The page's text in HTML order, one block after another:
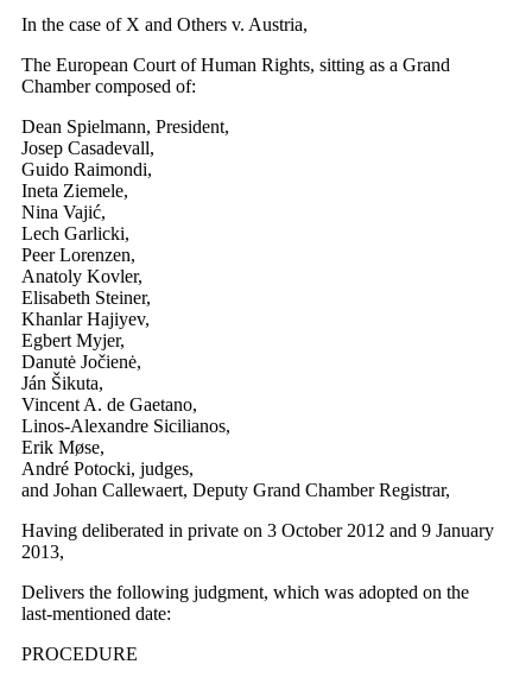
In the case of X and Others v. Austria,
The European Court of Human Rights, sitting as a Grand
Chamber composed of:
Dean Spielmann, President,
Josep Casadevall,
Guido Raimondi,
Ineta Ziemele,
Nina Vajić,
Lech Garlicki,
Peer Lorenzen,
Anatoly Kovler,
Elisabeth Steiner,
Khanlar Hajiyev,
Egbert Myjer,
Danutė Jočienė,
Ján Šikuta,
Vincent A. de Gaetano,
Linos-Alexandre Sicilianos,
Erik Møse,
André Potocki, judges,
and Johan Callewaert, Deputy Grand Chamber Registrar,
Having deliberated in private on 3 October 2012 and 9 January
2013,
Delivers the following judgment, which was adopted on the
last‑mentioned date:
PROCEDURE